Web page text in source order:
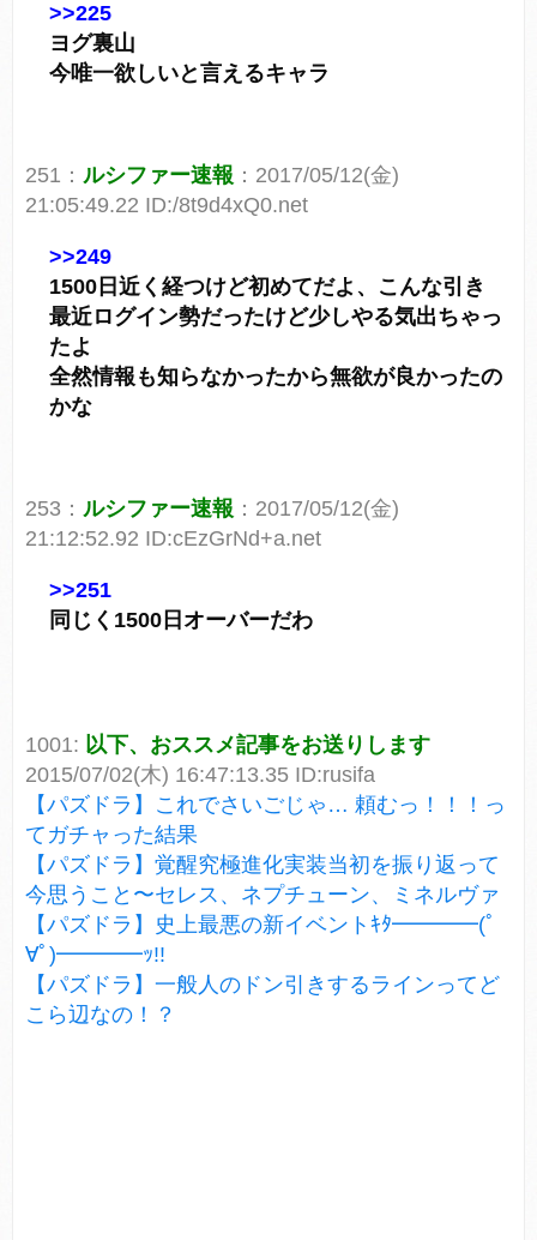
>>225
ヨグ裏山
今唯一欲しいと言えるキャラ
251： ルシファー速報 ：2017/05/12(金)
21:05:49.22 ID:/8t9d4xQ0.net
>>249
1500日近く経つけど初めてだよ、こんな引き
最近ログイン勢だったけど少しやる気出ちゃっ
たよ
全然情報も知らなかったから無欲が良かったの
かな
253： ルシファー速報 ：2017/05/12(金)
21:12:52.92 ID:cEzGrNd+a.net
>>251
同じく1500日オーバーだわ
1001: 以下、おススメ記事をお送りします
2015/07/02(木) 16:47:13.35 ID:rusifa
【パズドラ】これでさいごじゃ… 頼むっ！！！っ
てガチャった結果
【パズドラ】覚醒究極進化実装当初を振り返って
今思うこと〜セレス、ネプチューン、ミネルヴァ
【パズドラ】史上最悪の新イベントｷﾀ━━━━(ﾟ
∀ﾟ)━━━━ｯ!!
【パズドラ】一般人のドン引きするラインってど
こら辺なの！？